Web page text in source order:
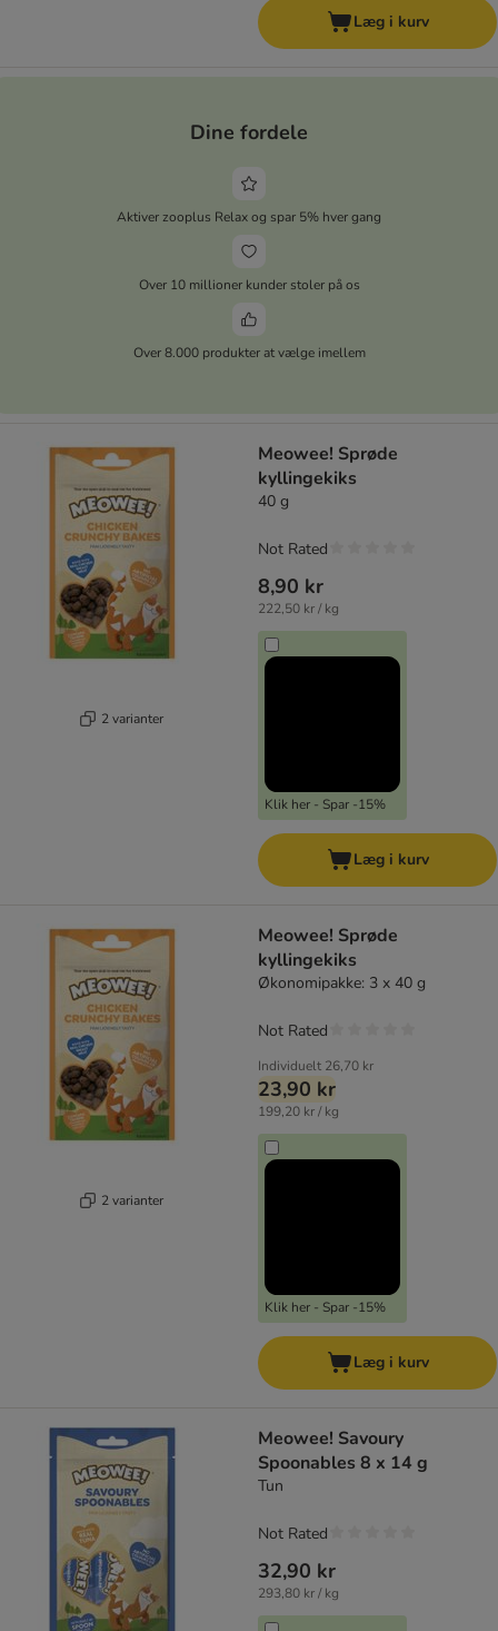
Læg i kurv
Dine fordele
Aktiver zooplus Relax og spar 5% hver gang
Over 10 millioner kunder stoler på os
Over 8.000 produkter at vælge imellem
2 varianter
Meowee! Sprøde
kyllingekiks
40 g
8,90 kr
222,50 kr / kg
Klik her - Spar -15%
Not Rated
Læg i kurv
2 varianter
Meowee! Sprøde
kyllingekiks
Økonomipakke: 3 x 40 g
Individuelt 26,70 kr
23,90 kr
199,20 kr / kg
Klik her - Spar -15%
Not Rated
Læg i kurv
Meowee! Savoury
Spoonables 8 x 14 g
Tun
32,90 kr
293,80 kr / kg
Not Rated